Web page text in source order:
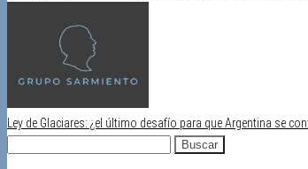
Ley de Glaciares: ¿el último desafío para que Argentina se